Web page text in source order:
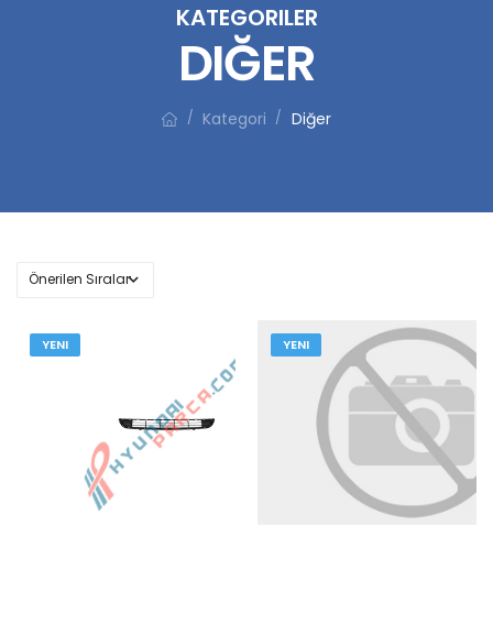
KATEGORILER
DIĞER
/ Kategori / Diğer
YENI YENI